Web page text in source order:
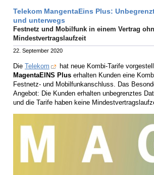
Telekom MangentaEins Plus:
und unterwegs
Festnetz und Mobilfunk in einem Vertrag
Mindestvertragslaufzeit
22. September 2020
Die Telekom
hat neue Kombi-Tarife
MagentaEINS Plus erhalten Kunden eine
Festnetz- und Mobilfunkanschluss. Das
Angebot: Die Kunden erhalten unbegrenztes
und die Tarife haben keine